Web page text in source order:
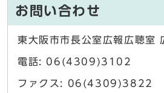
お問い合わせ
東大阪市市長公室広報広聴室
電話: 06(4309)3102
ファクス: 06(4309)3822